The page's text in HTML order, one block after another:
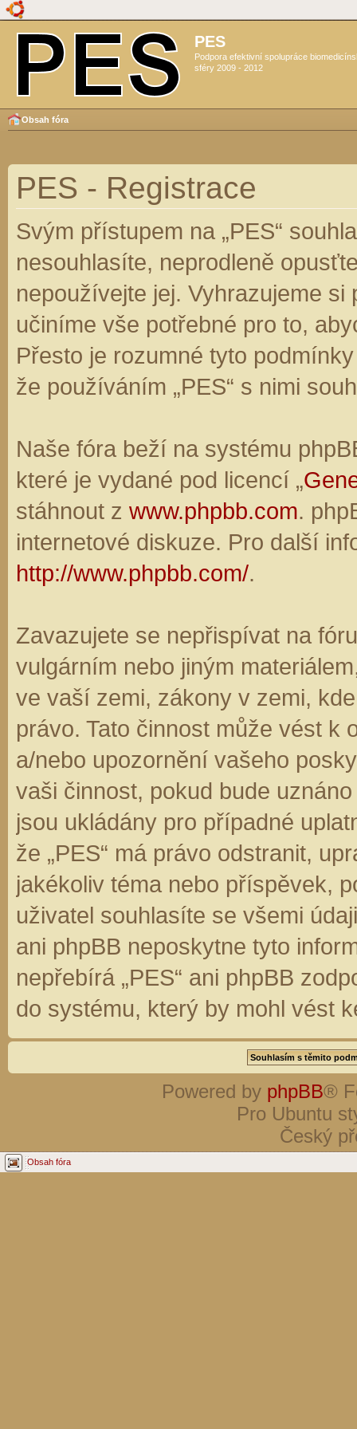
PES
Podpora efektivní spolupráce
sféry 2009 - 2012
Obsah fóra
PES - Registrace
Svým přístupem na „PES“
nesouhlasíte, neprodleně
nepoužívejte jej. Vyhrazujeme
učiníme vše potřebné pro to,
Přesto je rozumné tyto
že používáním „PES“ s nimi
Naše fóra beží na systému
které je vydané pod licencí „
stáhnout z www.phpbb.com.
internetové diskuze. Pro další
http://www.phpbb.com/.
Zavazujete se nepřispívat na
vulgárním nebo jiným
ve vaší zemi, zákony v zemi,
právo. Tato činnost může vést k
a/nebo upozornění vašeho
vaši činnost, pokud bude
jsou ukládány pro případné
že „PES“ má právo odstranit,
jakékoliv téma nebo příspěvek,
uživatel souhlasíte se všemi
ani phpBB neposkytne tyto
nepřebírá „PES“ ani phpBB
do systému, který by mohl vést
Powered by phpBB®
Pro Ubuntu
Český
Obsah fóra